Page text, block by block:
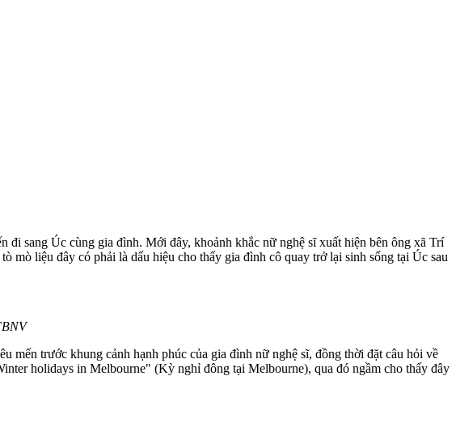
sang Úc cùng gia đình. Mới đây, khoảnh khắc nữ nghệ sĩ xuất hiện bên ông xã Trí
mò liệu đây có phải là dấu hiệu cho thấy gia đình cô quay trở lại sinh sống tại Úc sau
mến trước khung cảnh hạnh phúc của gia đình nữ nghệ sĩ, đồng thời đặt câu hỏi về
holidays in Melbourne" (Kỳ nghỉ đông tại Melbourne), qua đó ngầm cho thấy đây